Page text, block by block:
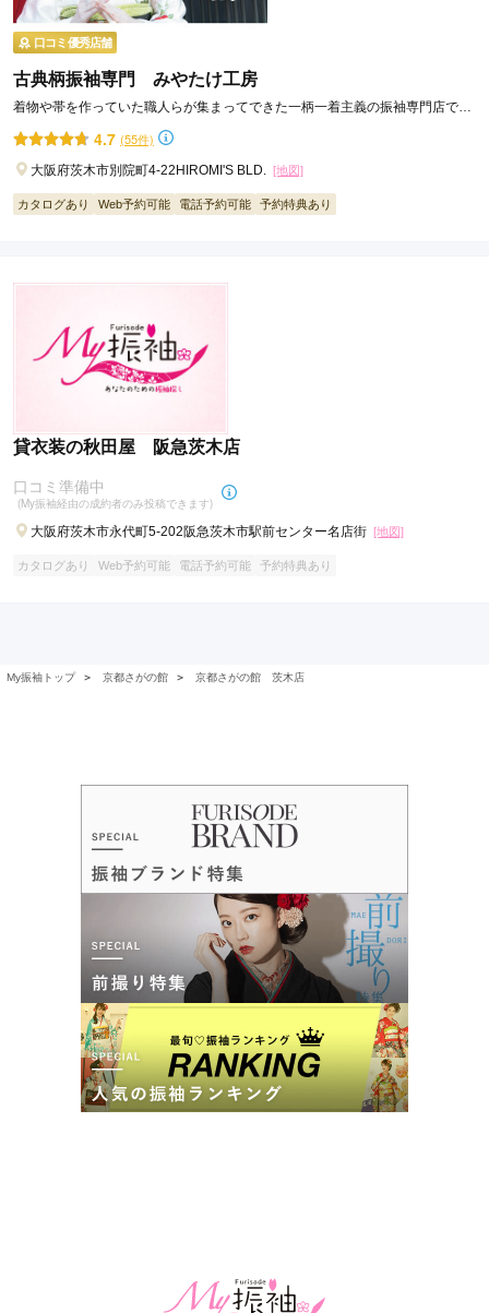
口コミ優秀店舗
古典柄振袖専門 みやたけ工房
着物や帯を作っていた職人らが集まってできた一柄一着主義の振袖専門店で
す。かぶりたくない子は必見！！
4.7 (55件)
大阪府茨木市別院町4-22HIROMI'S BLD. [地図]
カタログあり Web予約可能 電話予約可能 予約特典あり
貸衣装の秋田屋 阪急茨木店
口コミ準備中
(My振袖経由の成約者のみ投稿できます)
大阪府茨木市永代町5-202阪急茨木市駅前センター名店街 [地図]
カタログあり Web予約可能 電話予約可能 予約特典あり
My振袖トップ ＞ 京都さがの館 ＞ 京都さがの館 茨木店